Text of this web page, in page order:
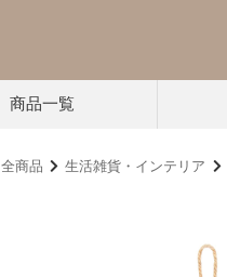
商品一覧
全商品 生活雑貨・インテリア